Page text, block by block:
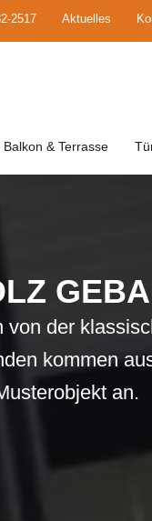
Balkon & Terrasse
2517 Aktuelles
der
kommen
an.